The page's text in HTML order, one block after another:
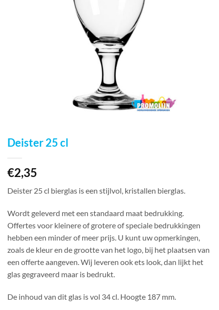
Deister 25 cl
€2,35
Deister 25 cl bierglas is een stijlvol, kristallen bierglas.
Wordt geleverd met een standaard maat bedrukking.
Offertes voor kleinere of grotere of speciale bedrukkingen
hebben een minder of meer prijs. U kunt uw opmerkingen,
zoals de kleur en de grootte van het logo, bij het plaatsen van
een offerte aangeven. Wij leveren ook ets look, dan lijkt het
glas gegraveerd maar is bedrukt.
De inhoud van dit glas is vol 34 cl. Hoogte 187 mm.